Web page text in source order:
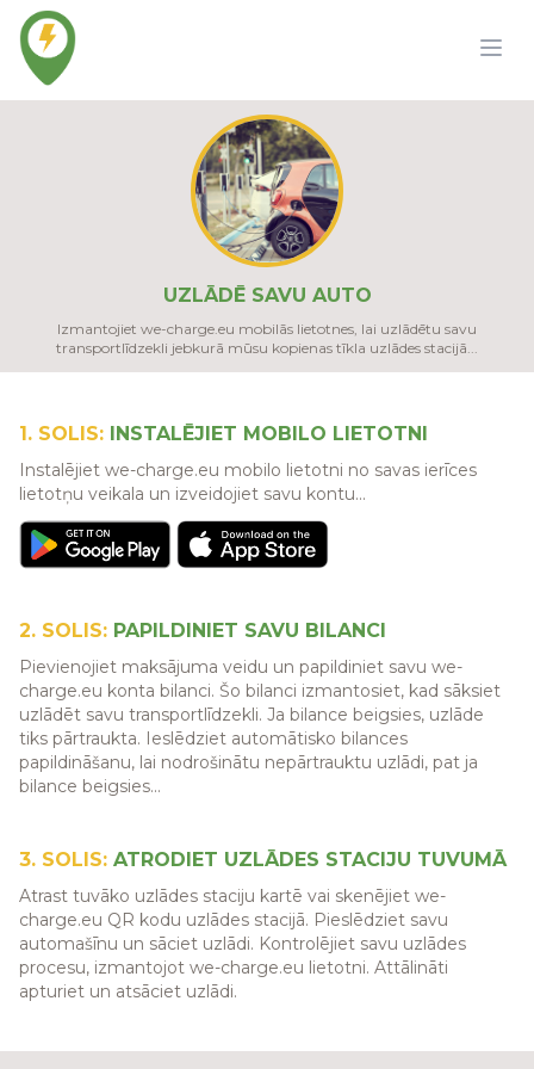
UZLĀDĒ SAVU AUTO
Izmantojiet we-charge.eu mobilās lietotnes, lai uzlādētu savu
transportlīdzekli jebkurā mūsu kopienas tīkla uzlādes stacijā...
1. SOLIS: INSTALĒJIET MOBILO LIETOTNI
Instalējiet we-charge.eu mobilo lietotni no savas ierīces
lietotņu veikala un izveidojiet savu kontu...
2. SOLIS: PAPILDINIET SAVU BILANCI
Pievienojiet maksājuma veidu un papildiniet savu we-
charge.eu konta bilanci. Šo bilanci izmantosiet, kad sāksiet
uzlādēt savu transportlīdzekli. Ja bilance beigsies, uzlāde
tiks pārtraukta. Ieslēdziet automātisko bilances
papildināšanu, lai nodrošinātu nepārtrauktu uzlādi, pat ja
bilance beigsies...
3. SOLIS: ATRODIET UZLĀDES STACIJU TUVUMĀ
Atrast tuvāko uzlādes staciju kartē vai skenējiet we-
charge.eu QR kodu uzlādes stacijā. Pieslēdziet savu
automašīnu un sāciet uzlādi. Kontrolējiet savu uzlādes
procesu, izmantojot we-charge.eu lietotni. Attālināti
apturiet un atsāciet uzlādi.